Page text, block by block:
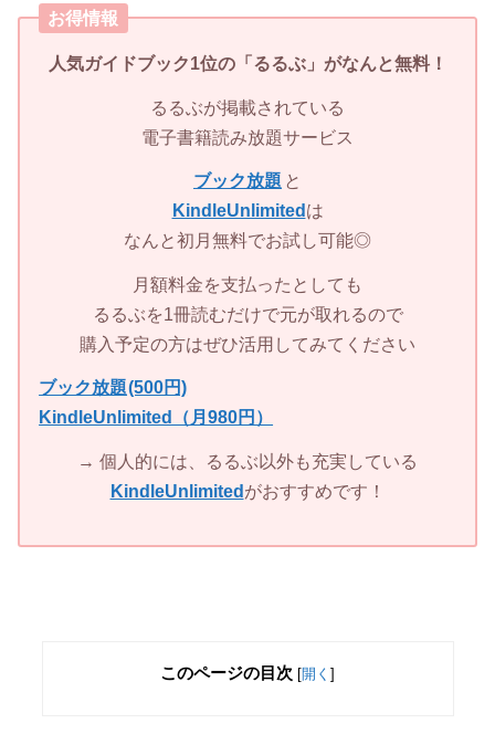
お得情報
人気ガイドブック1位の「 るるぶ」 がなんと無料！
るるぶが掲載されている
電子書籍読み放題サービス
ブック放題 と
KindleUnlimited は
なんと初月無料でお試し可能◎
月額料金を支払ったとしても
るるぶを1冊読むだけで元が取れるので
購入予定の方はぜひ活用してみてください
ブック放題(500円)
KindleUnlimited（月980円）
→ 個人的には、るるぶ以外も充実している
KindleUnlimited がおすすめです！
このページの目次 [開く ]